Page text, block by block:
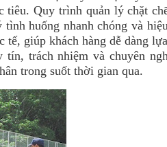
Quy trình quản lý chặt
huống nhanh chóng và
giúp khách hàng dễ dàng
trách nhiệm và chuyên
trong suốt thời gian qua.